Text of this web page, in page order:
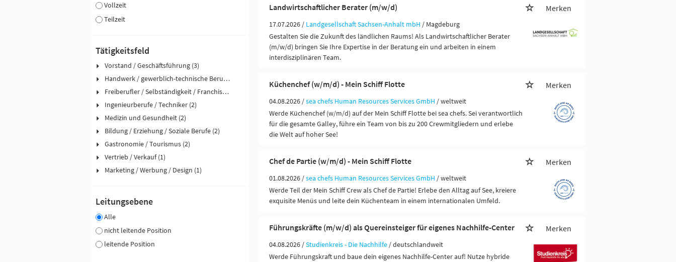
Vollzeit
Teilzeit
Tätigkeitsfeld
Vorstand / Geschäftsführung (3)
Handwerk / gewerblich-technische Berufe (3)
Freiberufler / Selbständigkeit / Franchise (3)
Ingenieurberufe / Techniker (2)
Medizin und Gesundheit (2)
Bildung / Erziehung / Soziale Berufe (2)
Gastronomie / Tourismus (2)
Vertrieb / Verkauf (1)
Marketing / Werbung / Design (1)
Leitungsebene
Alle
nicht leitende Position
leitende Position
Landwirtschaftlicher Berater (m/w/d) Merken
17.07.2026 / Landgesellschaft Sachsen-Anhalt mbH / Magdeburg
Gestalten Sie die Zukunft des ländlichen Raums! Als Landwirtschaftlicher Berater
(m/w/d) bringen Sie Ihre Expertise in der Beratung ein und arbeiten in einem
interdisziplinären Team.
Küchenchef (w/m/d) - Mein Schiff Flotte Merken
04.08.2026 /sea chefs Human Resources Services GmbH / weltweit
Werde Küchenchef (w/m/d) auf der Mein Schiff Flotte bei sea chefs. Sei verantwortlich
für die gesamte Galley, führe ein Team von bis zu 200 Crewmitgliedern und erlebe
die Welt auf hoher See!
Chef de Partie (w/m/d) - Mein Schiff Flotte Merken
01.08.2026 /sea chefs Human Resources Services GmbH / weltweit
Werde Teil der Mein Schiff Crew als Chef de Partie! Erlebe den Alltag auf See, kreiere
exquisite Menüs und leite dein Küchenteam in einem internationalen Umfeld.
Führungskräfte (m/w/d) als Quereinsteiger für eigenes Nachhilfe-Center Merken
04.08.2026 /Studienkreis - Die Nachhilfe / deutschlandweit
Werde Führungskraft und baue dein eigenes Nachhilfe-Center auf! Nutze hybride